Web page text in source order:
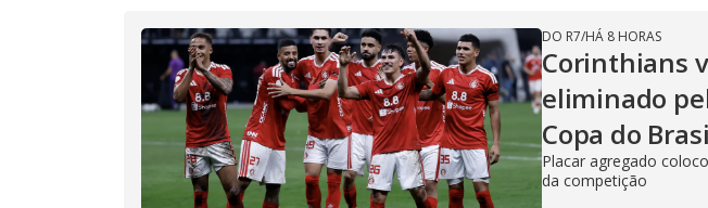
DO R7/HÁ 8 HORAS
Corinthians
eliminado
Copa do
Placar agregado
da competição